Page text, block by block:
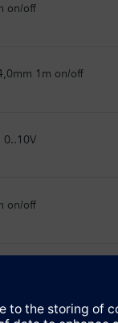
on/off
1m on/off
0..10V
on/off